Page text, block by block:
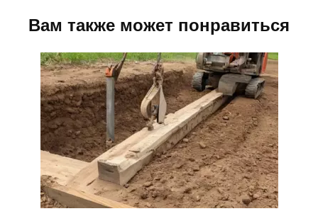
Вам также может понравиться